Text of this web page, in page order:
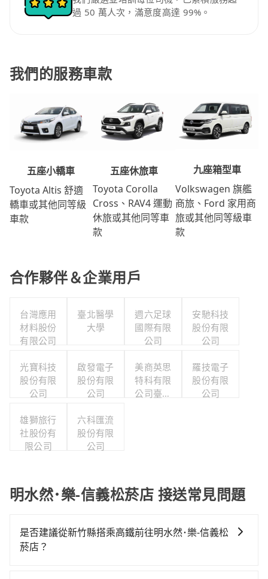
過 50 萬人次，滿意度高達 99%。
我們的服務車款
五座小轎車
Toyota Altis 舒適
轎車或其他同等級
車款
五座休旅車
Toyota Corolla
Cross、RAV4 運動
休旅或其他同等車
款
九座箱型車
Volkswagen 旗艦
商旅、Ford 家用商
旅或其他同等級車
款
合作夥伴＆企業用戶
台灣應用
材料股份
有限公司
臺北醫學
大學
週六足球
國際有限
公司
安馳科技
股份有限
公司
光寶科技
股份有限
公司
啟發電子
股份有限
公司
美商英思
特科有限
公司臺灣
羅技電子
股份有限
公司
雄獅旅行
社股份有
限公司
六科匯流
股份有限
公司
明水然･樂-信義松菸店 接送常見問題
是否建議從新竹縣搭乘高鐵前往明水然･樂-信義松
菸店？